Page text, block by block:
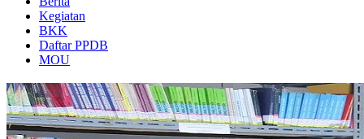
Kegiatan
BKK
Daftar PPDB
MOU
PERPUSTAKAAN